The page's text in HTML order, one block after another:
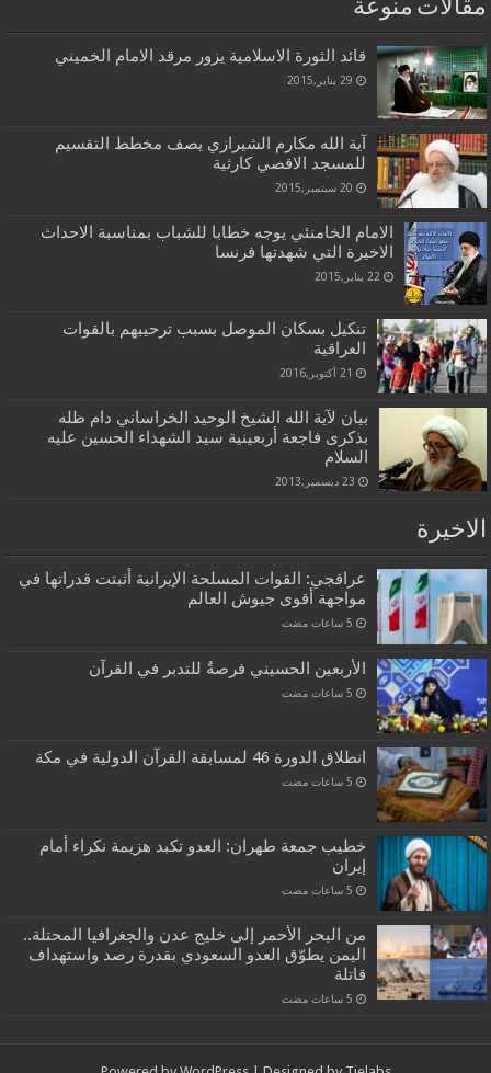
مقالات منوعة
قائد الثورة الاسلامية يزور مرقد الامام الخميني
29 يناير,2015
آية ‌الله مكارم الشيرازي يصف مخطط التقسيم
للمسجد الاقصي كارثية
20 سبتمبر,2015
الامام الخامنئي يوجه خطابا للشباب بمناسبة الاحداث
الاخيرة التي شهدتها فرنسا
22 يناير,2015
تنكيل بسكان الموصل بسبب ترحيبهم بالقوات
العراقية
21 أكتوبر,2016
بيان ﻵية الله الشيخ الوحيد الخراساني دام ظله
بذكرى فاجعة أربعينية سيد الشهداء الحسين عليه
السلام
23 ديسمبر,2013
الاخيرة
عراقجي: القوات المسلحة الإيرانية أثبتت قدراتها في
مواجهة أقوى جيوش العالم
الأربعين الحسيني فرصةٌ للتدبر في القرآن
انطلاق الدورة 46 لمسابقة القرآن الدولية في مكة
خطيب جمعة طهران: العدو تكبد هزيمة نكراء أمام
إيران
من البحر الأحمر إلى خليج عدن والجغرافيا المحتلة..
اليمن يطوّق العدو السعودي بقدرة رصد واستهداف
قاتلة